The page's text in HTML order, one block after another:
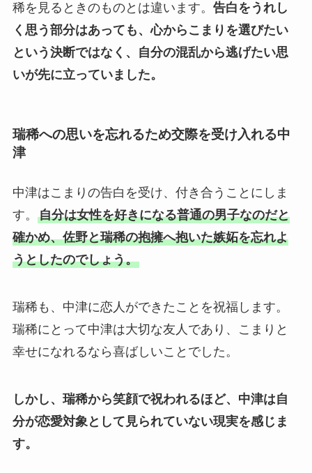
稀を見るときのものとは違います。 告白をうれし
く思う部分はあっても、心からこまりを選びたい
という決断ではなく、自分の混乱から逃げたい思
いが先に立っていました。
瑞稀への思いを忘れるため交際を受け入れる中
津
中津はこまりの告白を受け、付き合うことにしま
す。 自分は女性を好きになる普通の男子なのだと
確かめ、佐野と瑞稀の抱擁へ抱いた嫉妬を忘れよ
うとしたのでしょう。
瑞稀も、中津に恋人ができたことを祝福します。
瑞稀にとって中津は大切な友人であり、こまりと
幸せになれるなら喜ばしいことでした。
しかし、瑞稀から笑顔で祝われるほど、中津は自
分が恋愛対象として見られていない現実を感じま
す。